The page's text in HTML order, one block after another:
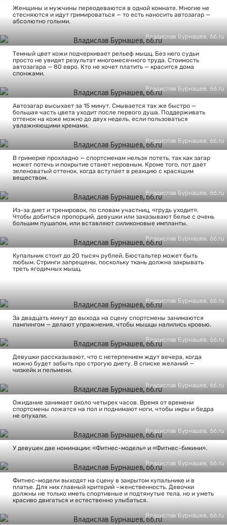
Женщины и мужчины переодеваются в одной комнате. Многие не
стесняются и идут гримироваться — то есть наносить автозагар —
абсолютно голыми.
Владислав Бурнашев, 66.ru
Темный цвет кожи подчеркивает рельеф мышц. Без него судьи
просто не увидят результат многомесячного труда. Стоимость
автозагара — 80 евро. Кто не хочет платить — красится дома
спонжами.
Владислав Бурнашев, 66.ru
Автозагар высыхает за 15 минут. Смывается так же быстро —
большая часть цвета уходит после первого душа. Поддерживать
оттенок на коже можно до двух недель, если пользоваться
увлажняющими кремами.
Владислав Бурнашев, 66.ru
В гримерке прохладно — спортсменам нельзя потеть, так как загар
может потечь и покрытие станет неровным. Кроме того, пот дает
зеленоватый оттенок, когда вступает в реакцию с красящим
веществом.
Владислав Бурнашев, 66.ru
Из-за диет и тренировок, по словам участниц, «грудь уходит».
Чтобы добиться пропорций, девушки или заказывают белье с очень
большим пушапом, или вставляют силиконовые импланты.
Владислав Бурнашев, 66.ru
Купальник стоит до 20 тысяч рублей. Бюстальтер может быть
любым. Стринги запрещены, поскольку ткань должна закрывать
треть ягодичных мышц.
Владислав Бурнашев, 66.ru
За двадцать минут до выхода на сцену спортсмены занимаются
пампингом — делают упражнения, чтобы мышцы налились кровью.
Владислав Бурнашев, 66.ru
Девушки рассказывают, что с нетерпением ждут вечера, когда
можно будет забыть про строгую диету. В списке желаний —
чизкейк и пельмени.
Владислав Бурнашев, 66.ru
Ожидание занимает около четырех часов. Время от времени
спортсмены ложатся на пол и поднимают ноги, чтобы икры и бедра
не опухали.
Владислав Бурнашев, 66.ru
У девушек две номинации: «Фитнес-модель» и «Фитнес-бикини».
Владислав Бурнашев, 66.ru
Фитнес-модели выходят на сцену в закрытом купальнике и в
платье. Для них главный критерий –женственность. Девочки
должны не только иметь спортивные и подтянутые тела, но и уметь
красиво двигаться и естественно улыбаться.
Владислав Бурнашев, 66.ru